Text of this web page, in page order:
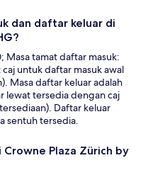
dan daftar keluar di
Masa tamat daftar masuk:
untuk daftar masuk awal
Masa daftar keluar adalah
lewat tersedia dengan caj
Daftar keluar
sentuh tersedia.
Plaza Zürich by